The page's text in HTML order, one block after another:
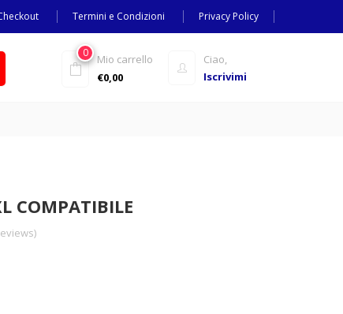
Termini e Condizioni Privacy Policy
Ciao,
Iscrivimi
0
Mio carrello
€0,00
COMPATIBILE